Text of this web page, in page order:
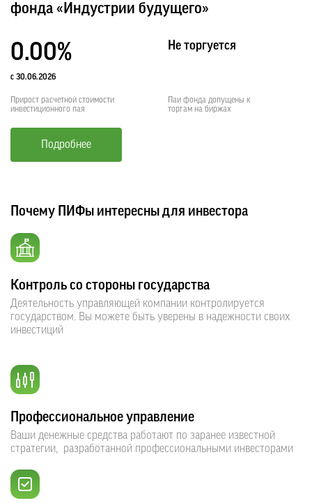
фонда «Индустрии будущего»
0.00%
с 30.06.2026
Не торгуется
Прирост расчетной стоимости
инвестиционного пая
Паи фонда допущены к
торгам на биржах
Подробнее
Почему ПИФы интересны для инвестора
Контроль со стороны государства
Деятельность управляющей компании контролируется
государством. Вы можете быть уверены в надежности своих
инвестиций
Профессиональное управление
Ваши денежные средства работают по заранее известной
стратегии, разработанной профессиональными инвесторами